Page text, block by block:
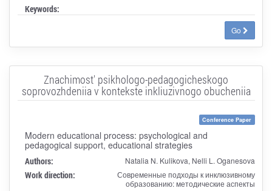
Keywords:
Go
Znachimost' psikhologo-pedagogicheskogo
soprovozhdeniia v kontekste inkliuzivnogo obucheniia
Conference Paper
Modern educational process: psychological and
pedagogical support, educational strategies
Authors: Natalia N. Kulikova, Nelli L. Oganesova
Work direction:
Современные подходы к инклюзивному
образованию: методические аспекты